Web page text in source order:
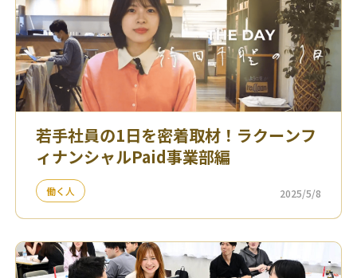
若手社員の1日を密着取材！ラクーンフ
ィナンシャルPaid事業部編
働く人 2025/5/8